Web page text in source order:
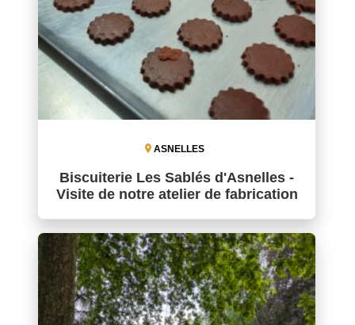
ASNELLES
Biscuiterie Les Sablés d'Asnelles -
Visite de notre atelier de fabrication